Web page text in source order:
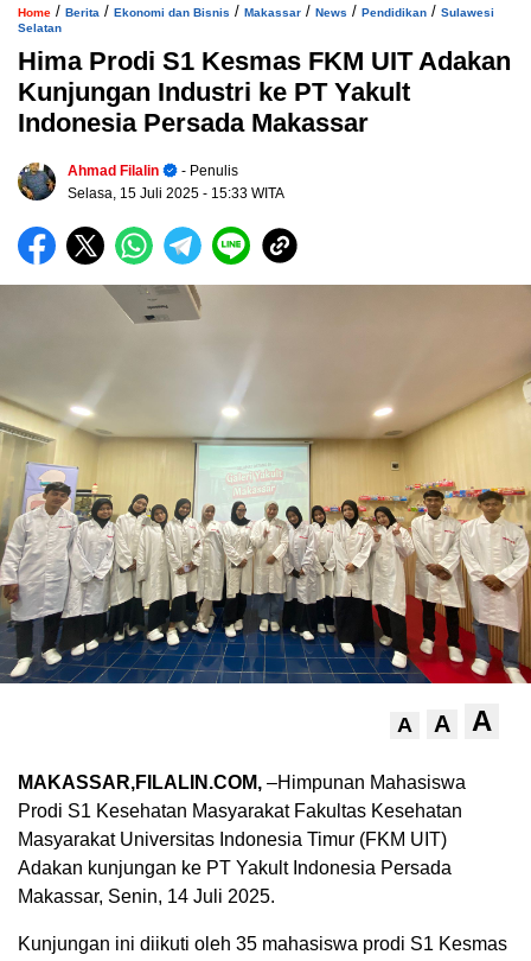
Home / Berita / Ekonomi dan Bisnis / Makassar / News / Pendidikan / Sulawesi
Selatan
Hima Prodi S1 Kesmas FKM UIT Adakan
Kunjungan Industri ke PT Yakult
Indonesia Persada Makassar
Ahmad Filalin
- Penulis
Selasa, 15 Juli 2025 - 15:33 WITA
A A A
MAKASSAR,FILALIN.COM, –Himpunan Mahasiswa
Prodi S1 Kesehatan Masyarakat Fakultas Kesehatan
Masyarakat Universitas Indonesia Timur (FKM UIT)
Adakan kunjungan ke PT Yakult Indonesia Persada
Makassar, Senin, 14 Juli 2025.
Kunjungan ini diikuti oleh 35 mahasiswa prodi S1 Kesmas